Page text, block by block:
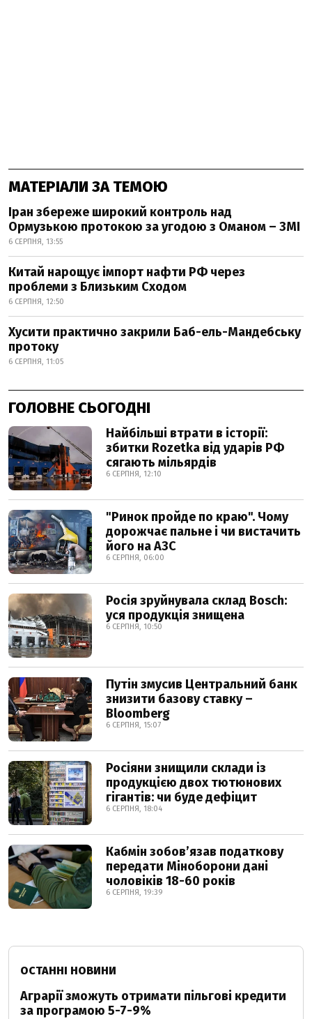
МАТЕРІАЛИ ЗА ТЕМОЮ
Іран збереже широкий контроль над
Ормузькою протокою за угодою з Оманом – ЗМІ
6 СЕРПНЯ, 13:55
Китай нарощує імпорт нафти РФ через
проблеми з Близьким Сходом
6 СЕРПНЯ, 12:50
Хусити практично закрили Баб-ель-Мандебську
протоку
6 СЕРПНЯ, 11:05
ГОЛОВНЕ СЬОГОДНІ
Найбільші втрати в історії:
збитки Rozetka від ударів РФ
сягають мільярдів
6 СЕРПНЯ, 12:10
"Ринок пройде по краю". Чому
дорожчає пальне і чи вистачить
його на АЗС
6 СЕРПНЯ, 06:00
Росія зруйнувала склад Bosch:
уся продукція знищена
6 СЕРПНЯ, 10:50
Путін змусив Центральний банк
знизити базову ставку –
Bloomberg
6 СЕРПНЯ, 15:07
Росіяни знищили склади із
продукцією двох тютюнових
гігантів: чи буде дефіцит
6 СЕРПНЯ, 18:04
Кабмін зобовʼязав податкову
передати Міноборони дані
чоловіків 18-60 років
6 СЕРПНЯ, 19:39
ОСТАННІ НОВИНИ
Аграрії зможуть отримати пільгові кредити
за програмою 5-7-9%